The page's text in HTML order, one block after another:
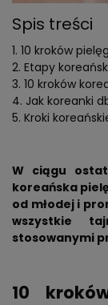
Spis treści
10 kroków
Etapy
10 kroków
Jak koreanki
Kroki
W ciągu
koreańska
od młodej i
wszystkie
stosowanymi
10